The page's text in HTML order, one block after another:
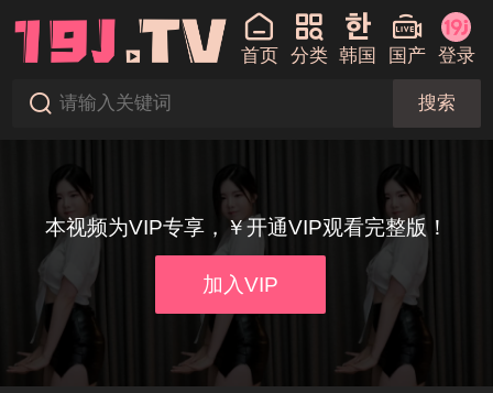
首页 分类 韩国 国产 登录
搜索
本视频为VIP专享，￥开通VIP观看完整版！
加入VIP